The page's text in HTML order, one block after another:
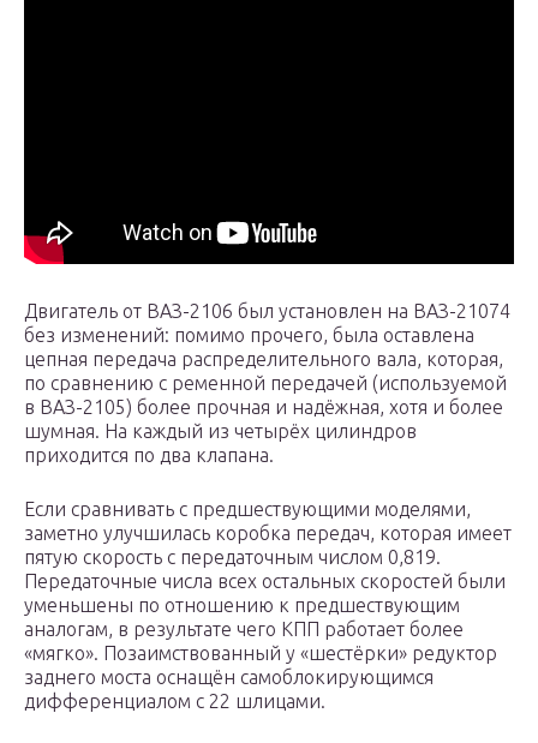
Двигатель от ВАЗ-2106 был установлен на ВАЗ-21074
без изменений: помимо прочего, была оставлена
цепная передача распределительного вала, которая,
по сравнению с ременной передачей (используемой
в ВАЗ-2105) более прочная и надёжная, хотя и более
шумная. На каждый из четырёх цилиндров
приходится по два клапана.
Если сравнивать с предшествующими моделями,
заметно улучшилась коробка передач, которая имеет
пятую скорость с передаточным числом 0,819.
Передаточные числа всех остальных скоростей были
уменьшены по отношению к предшествующим
аналогам, в результате чего КПП работает более
«мягко». Позаимствованный у «шестёрки» редуктор
заднего моста оснащён самоблокирующимся
дифференциалом с 22 шлицами.